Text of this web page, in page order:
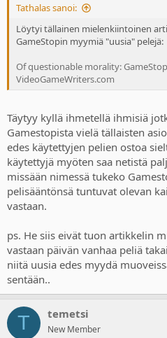
Tathalas sanoi:
Löytyi tällainen mielenkiintoinen
GameStopin myymiä "uusia" pelejä:
Of questionable morality:
VideoGameWriters.com
Täytyy kyllä ihmetellä ihmisiä
Gamestopista vielä tällaisten
edes käytettyjen pelien ostoa
käytettyjä myöten saa netistä
missään nimessä tukeko
pelisääntönsä tuntuvat olevan
vastaan.
ps. He siis eivät tuon artikkelin
vastaan päivän vanhaa peliä
niitä uusia edes myydä
sentään..
T temetsi
New Member